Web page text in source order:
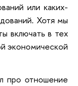
или каких-
Хотя мы
включать в тех
экономической
про отношение